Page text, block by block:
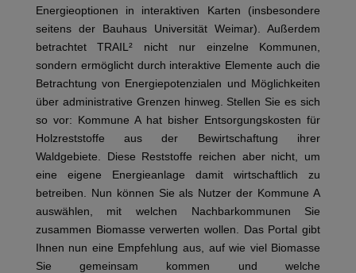
Energieoptionen in interaktiven Karten (insbesondere
seitens der Bauhaus Universität Weimar). Außerdem
betrachtet TRAIL² nicht nur einzelne Kommunen,
sondern ermöglicht durch interaktive Elemente auch die
Betrachtung von Energiepotenzialen und Möglichkeiten
über administrative Grenzen hinweg. Stellen Sie es sich
so vor: Kommune A hat bisher Entsorgungskosten für
Holzreststoffe aus der Bewirtschaftung ihrer
Waldgebiete. Diese Reststoffe reichen aber nicht, um
eine eigene Energieanlage damit wirtschaftlich zu
betreiben. Nun können Sie als Nutzer der Kommune A
auswählen, mit welchen Nachbarkommunen Sie
zusammen Biomasse verwerten wollen. Das Portal gibt
Ihnen nun eine Empfehlung aus, auf wie viel Biomasse
Sie gemeinsam kommen und welche